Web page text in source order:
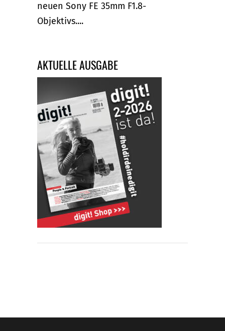
neuen Sony FE 35mm F1.8-
Objektivs....
AKTUELLE AUSGABE